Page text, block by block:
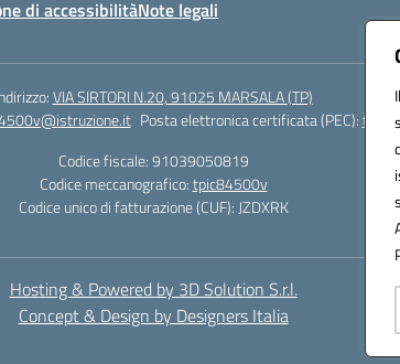
di accessibilitàNote legali
VIA SIRTORI N.20, 91025 MARSALA (TP)
Posta elettronica certificata (PEC):
Codice fiscale: 91039050819
Codice meccanografico:tpic84500v
Codice unico di fatturazione (CUF): JZDXRK
Hosting & Powered by 3D Solution S.r.l.
Concept & Design by Designers Italia